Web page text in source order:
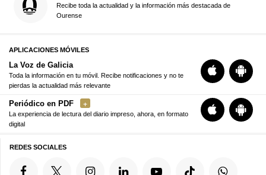
Recibe toda la actualidad y la información más destacada de
Ourense
APLICACIONES MÓVILES
La Voz de Galicia
Toda la información en tu móvil. Recibe notificaciones y no te
pierdas la actualidad más relevante
Periódico en PDF
La experiencia de lectura del diario impreso, ahora, en formato
digital
REDES SOCIALES